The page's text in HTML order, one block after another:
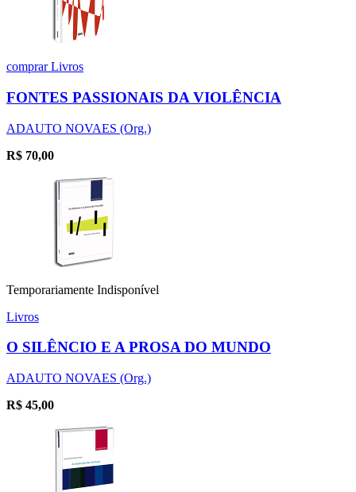
comprarLivros
FONTES PASSIONAIS DA VIOLÊNCIA
ADAUTO NOVAES (Org.)
R$ 70,00
Temporariamente Indisponível
Livros
O SILÊNCIO E A PROSA DO MUNDO
ADAUTO NOVAES (Org.)
R$ 45,00